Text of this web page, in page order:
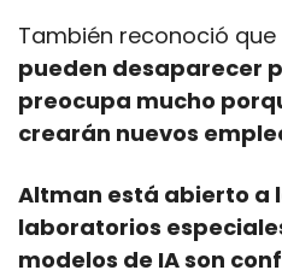
También reconoció que
pueden desaparecer
preocupa mucho
crearán nuevos
Altman está abierto a
laboratorios
modelos de IA son